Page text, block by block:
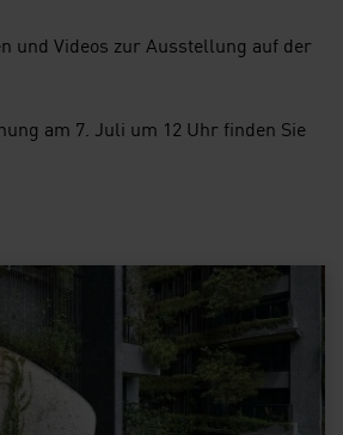
und Videos zur Ausstellung auf der
am 7. Juli um 12 Uhr finden Sie